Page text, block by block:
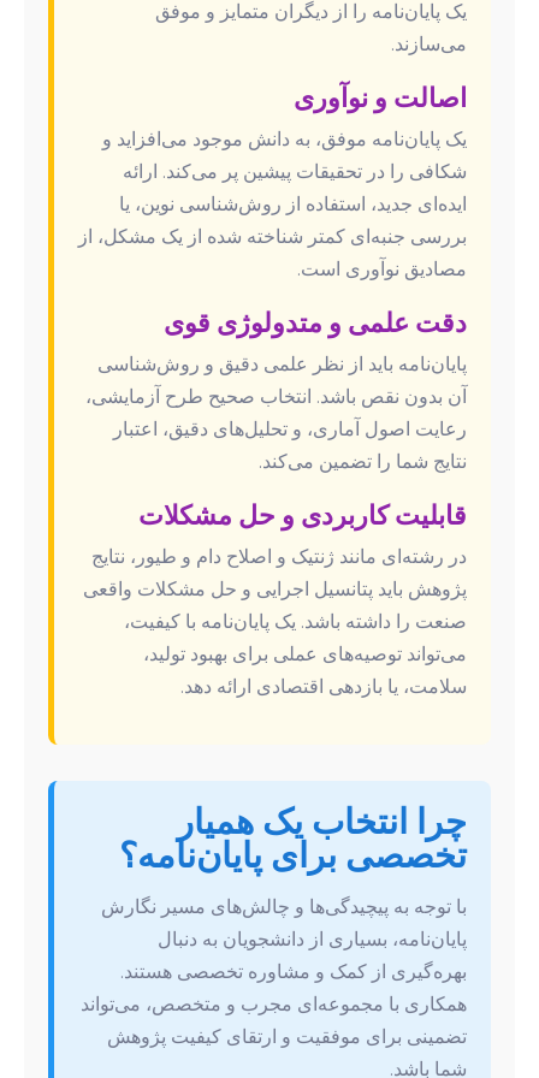
یک پایان‌نامه را از دیگران متمایز و موفق
می‌سازند.
اصالت و نوآوری
یک پایان‌نامه موفق، به دانش موجود می‌افزاید و
شکافی را در تحقیقات پیشین پر می‌کند. ارائه
ایده‌ای جدید، استفاده از روش‌شناسی نوین، یا
بررسی جنبه‌ای کمتر شناخته شده از یک مشکل، از
مصادیق نوآوری است.
دقت علمی و متدولوژی قوی
پایان‌نامه باید از نظر علمی دقیق و روش‌شناسی
آن بدون نقص باشد. انتخاب صحیح طرح آزمایشی،
رعایت اصول آماری، و تحلیل‌های دقیق، اعتبار
نتایج شما را تضمین می‌کند.
قابلیت کاربردی و حل مشکلات
در رشته‌ای مانند ژنتیک و اصلاح دام و طیور، نتایج
پژوهش باید پتانسیل اجرایی و حل مشکلات واقعی
صنعت را داشته باشد. یک پایان‌نامه با کیفیت،
می‌تواند توصیه‌های عملی برای بهبود تولید،
سلامت، یا بازدهی اقتصادی ارائه دهد.
چرا انتخاب یک همیار
تخصصی برای پایان‌نامه؟
با توجه به پیچیدگی‌ها و چالش‌های مسیر نگارش
پایان‌نامه، بسیاری از دانشجویان به دنبال
بهره‌گیری از کمک و مشاوره تخصصی هستند.
همکاری با مجموعه‌ای مجرب و متخصص، می‌تواند
تضمینی برای موفقیت و ارتقای کیفیت پژوهش
شما باشد.